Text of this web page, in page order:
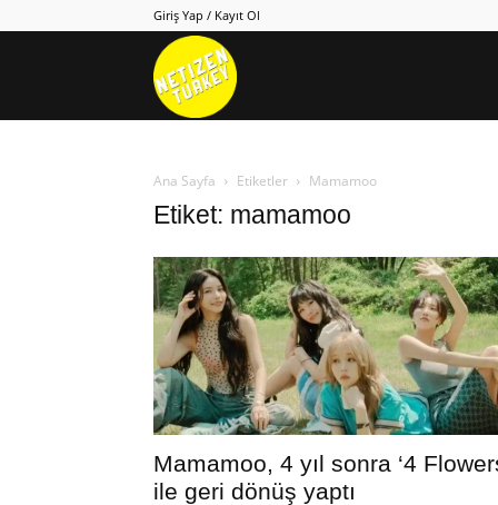
Giriş Yap / Kayıt Ol
Netizen
Ana Sayfa Etiketler Mamamoo
Etiket: mamamoo
Mamamoo, 4 yıl sonra ‘4
ile geri dönüş yaptı